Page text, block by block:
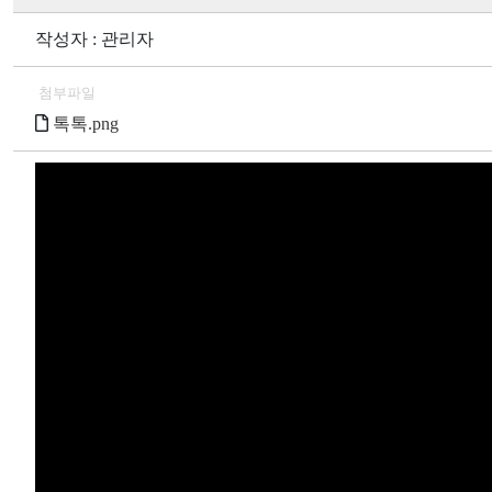
작성자 : 관리자
첨부파일
톡톡.png